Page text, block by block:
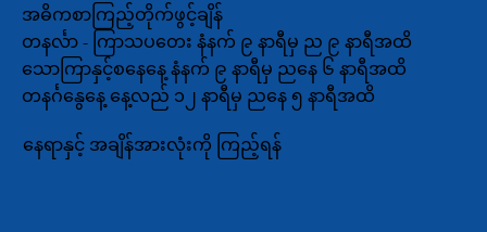
အဓိကစာကြည့်တိုက်ဖွင့်ချိန်
တနင်္လာ - ကြာသပတေး နံနက် ၉ နာရီမှ ည ၉ နာရီအထိ
သောကြာနှင့်စနေနေ့ နံနက် ၉ နာရီမှ ညနေ ၆ နာရီအထိ
တနင်္ဂနွေနေ့ နေ့လည် ၁၂ နာရီမှ ညနေ ၅ နာရီအထိ
နေရာနှင့် အချိန်အားလုံးကို ကြည့်ရန်